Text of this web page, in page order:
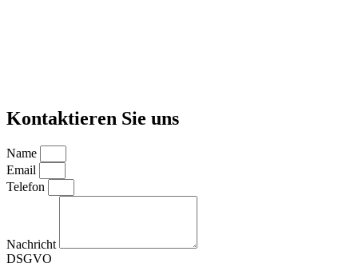
Kontaktieren Sie uns
Name
Email
Telefon
Nachricht
DSGVO